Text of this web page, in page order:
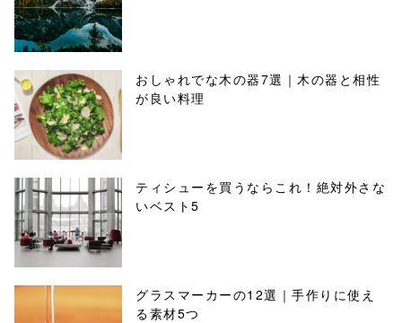
おしゃれでな木の器7選｜木の器と相性
が良い料理
ティシューを買うならこれ！絶対外さな
いベスト5
グラスマーカーの12選｜手作りに使え
る素材5つ